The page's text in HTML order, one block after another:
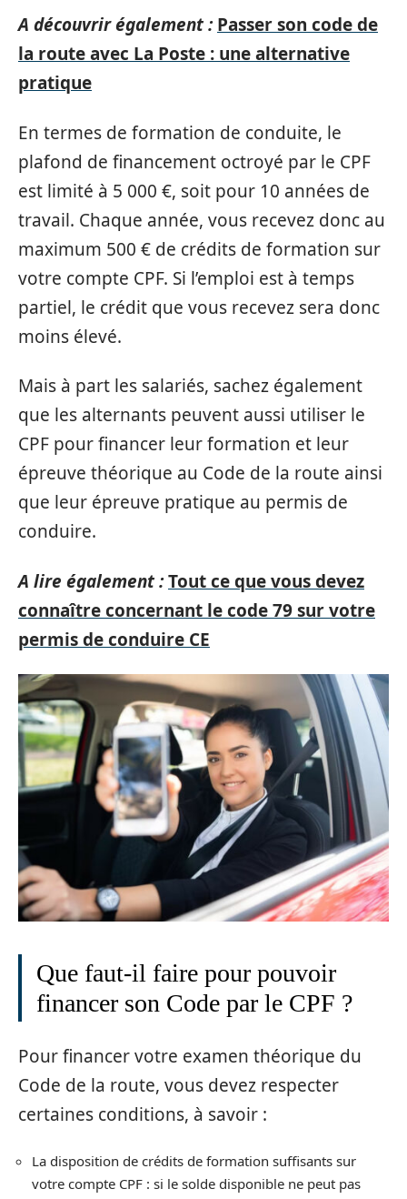
A découvrir également : Passer son code de
la route avec La Poste : une alternative
pratique
En termes de formation de conduite, le
plafond de financement octroyé par le CPF
est limité à 5 000 €, soit pour 10 années de
travail. Chaque année, vous recevez donc au
maximum 500 € de crédits de formation sur
votre compte CPF. Si l’emploi est à temps
partiel, le crédit que vous recevez sera donc
moins élevé.
Mais à part les salariés, sachez également
que les alternants peuvent aussi utiliser le
CPF pour financer leur formation et leur
épreuve théorique au Code de la route ainsi
que leur épreuve pratique au permis de
conduire.
A lire également :Tout ce que vous devez
connaître concernant le code 79 sur votre
permis de conduire CE
Que faut-il faire pour pouvoir
financer son Code par le CPF ?
Pour financer votre examen théorique du
Code de la route, vous devez respecter
certaines conditions, à savoir :
La disposition de crédits de formation suffisants sur
votre compte CPF : si le solde disponible ne peut pas